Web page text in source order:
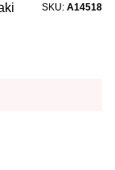
SKU A14518